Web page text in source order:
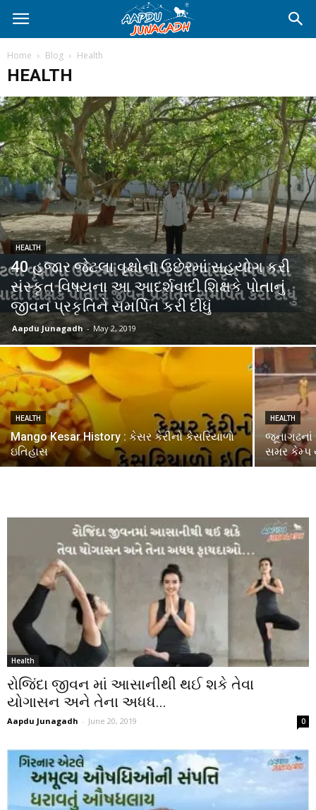
Home Blog Health
HEALTH
HEALTH
40 હજાર જેટલા વૃક્ષોના ઉછેરમાં સહયોગ કરી
સંસ્કૃત વિષયના આ આદર્શવાદી શિક્ષકે પોતાનું
જીવન પ્રકૃતિને સમર્પિત કરી દીધું
Aapdu Junagadh - May 2, 2019
HEALTH
Mango Kesar History : કેસર કેરીનો કેસરિયાળો
ઇતિહાસ
HEALTH
જૂનાગઢનાં
સમર કેમ્પ
Health
રોજિંદા જીવન માં આસાનીથી થઈ શકે તેવા
યોગાસન અને તેના અધધ...
Aapdu Junagadh - June 20, 2019 0